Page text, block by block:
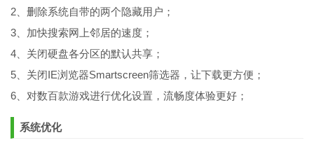
2、删除系统自带的两个隐藏用户；
3、加快搜索网上邻居的速度；
4、关闭硬盘各分区的默认共享；
5、关闭IE浏览器Smartscreen筛选器，让下载更方便；
6、对数百款游戏进行优化设置，流畅度体验更好；
系统优化